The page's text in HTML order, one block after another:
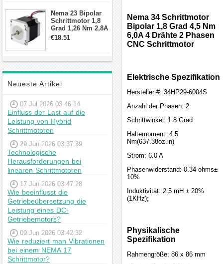
Nema 23 Bipolar
Schrittmotor 1,8
Grad 1,26 Nm 2,8A
2,5V 4 Drähte
€18.51
Neueste Artikel
07 Jul 2026 03:46:14
Einfluss der Last auf die
Leistung von Hybrid
Schrittmotoren
29 Jun 2026 03:37:39
Technologische
Herausforderungen bei
linearen Schrittmotoren
17 Jun 2026 03:47:28
Wie beeinflusst die
Getriebeübersetzung die
Leistung eines DC-
Getriebemotors?
09 Jun 2026 03:42:32
Wie reduziert man Vibrationen
bei einem NEMA 17
Schrittmotor?
Nema 34 Schrittmotor
Bipolar 1,8 Grad 4,5 Nm
6,0A 4 Drähte 2 Phasen
CNC Schrittmotor
Elektrische Spezifikation
Hersteller #: 34HP29-6004S
Anzahl der Phasen: 2
Schrittwinkel: 1.8 Grad
Haltemoment: 4.5
Nm(637.38oz.in)
Strom: 6.0 A
Phasenwiderstand: 0.34 ohms±
10%
Induktivität: 2.5 mH ± 20%
(1KHz);
Physikalische
Spezifikation
Rahmengröße: 86 x 86 mm